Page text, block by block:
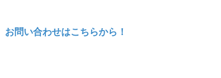
お問い合わせはこちらから！